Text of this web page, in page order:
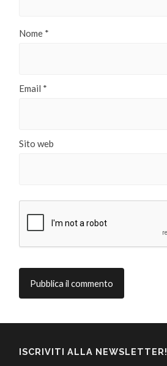
Nome *
Email *
Sito web
ISCRIVITI ALLA NEWSLETTER!